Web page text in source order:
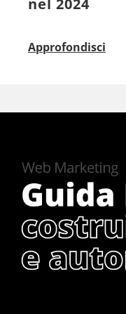
nel 2024
Approfondisci